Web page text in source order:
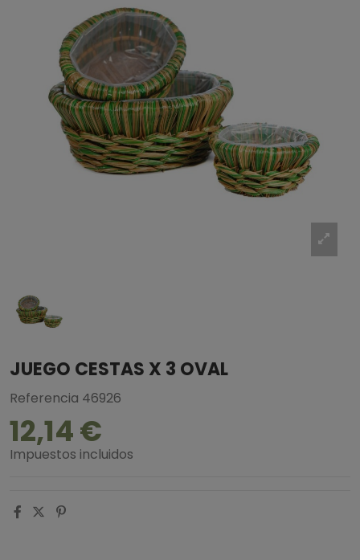
JUEGO CESTAS X 3 OVAL
Referencia 46926
12,14 €
Impuestos incluidos